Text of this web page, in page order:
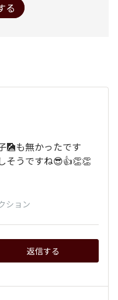
る
🎑も無かったです
そうですね😎👍👏👏
ション
返信する